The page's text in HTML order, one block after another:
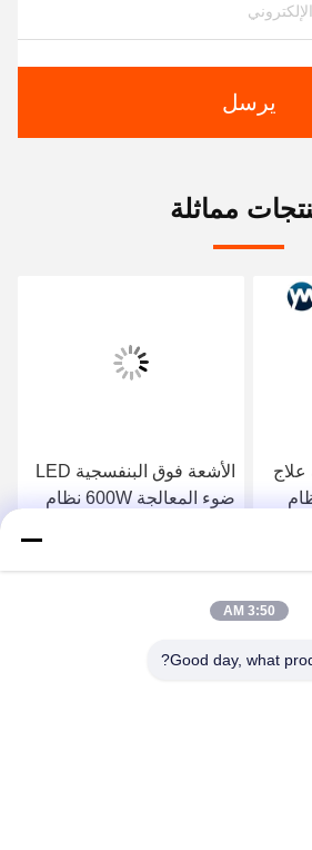
يرسل
مماثلة
علاج
ضوء
سعر
الأشعة فوق البنفسجية LED
ضوء المعالجة 600W نظام
الأشعة فوق البنفسجية
احصل على افضل سعر
3:50 AM
Good day, what